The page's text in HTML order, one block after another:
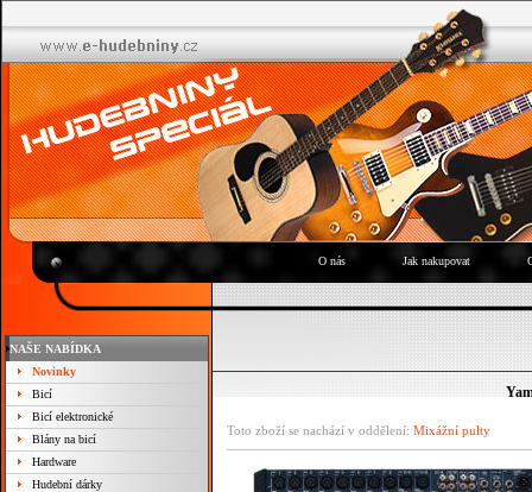
O nás Jak nakupovat
NAŠE NABÍDKA
Novinky
Bicí
Bicí elektronické
Blány na bicí
Hardware
Hudební dárky
Toto zboží se nachází v oddělení: Mixážní pulty